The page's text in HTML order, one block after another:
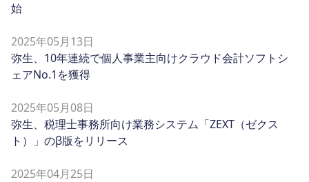
始
2025年05月13日
弥生、10年連続で個人事業主向けクラウド会計ソフトシ
ェアNo.1を獲得
2025年05月08日
弥生、税理士事務所向け業務システム「ZEXT（ゼクス
ト）」のβ版をリリース
2025年04月25日